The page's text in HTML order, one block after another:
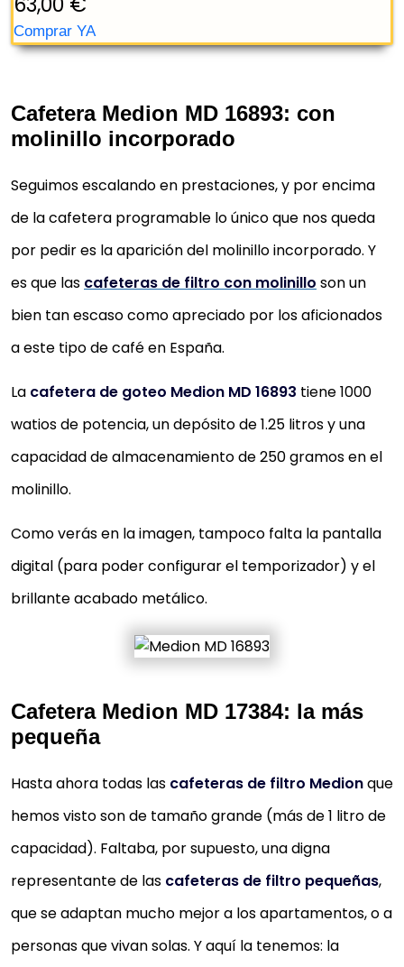
CAFETERA MEDION 16230
Potencia max. 1000 vatios y caja de acero
Capacidad de aproximadamente 1.5 L (10-12 tazas)
Función anti goteo y función de cocción
Temporizador programable y indicador de nivel de
agua
63,00 €
Cafetera Medion MD 16893: con
molinillo incorporado
Seguimos escalando en prestaciones, y por encima
de la cafetera programable lo único que nos queda
por pedir es la aparición del molinillo incorporado. Y
es que las cafeteras de filtro con molinillo son un
bien tan escaso como apreciado por los aficionados
a este tipo de café en España.
La cafetera de goteo Medion MD 16893 tiene 1000
watios de potencia, un depósito de 1.25 litros y una
capacidad de almacenamiento de 250 gramos en el
molinillo.
Como verás en la imagen, tampoco falta la pantalla
digital (para poder configurar el temporizador) y el
brillante acabado metálico.
Cafetera Medion MD 17384: la más
pequeña
Hasta ahora todas las cafeteras de filtro Medionque
hemos visto son de tamaño grande (más de 1 litro de
capacidad). Faltaba, por supuesto, una digna
representante de las cafeteras de filtro pequeñas,
que se adaptan mucho mejor a los apartamentos, o a
personas que vivan solas. Y aquí la tenemos: la